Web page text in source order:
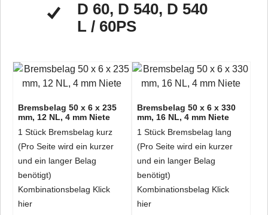
D 60, D 540, D 540
L / 60PS
Bremsbelag 50 x 6 x 235
mm, 12 NL, 4 mm Niete
1 Stück Bremsbelag kurz
(Pro Seite wird ein kurzer
und ein langer Belag
benötigt)
Kombinationsbelag Klick
hier
Bremsbelag 50 x 6 x 330
mm, 16 NL, 4 mm Niete
1 Stück Bremsbelag lang
(Pro Seite wird ein kurzer
und ein langer Belag
benötigt)
Kombinationsbelag Klick
hier